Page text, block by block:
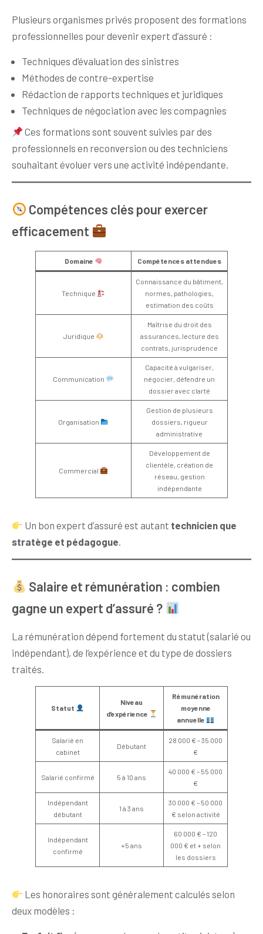
Plusieurs organismes privés proposent des formations
professionnelles pour devenir expert d’assuré :
Techniques d’évaluation des sinistres
Méthodes de contre-expertise
Rédaction de rapports techniques et juridiques
Techniques de négociation avec les compagnies
Ces formations sont souvent suivies par des
professionnels en reconversion ou des techniciens
souhaitant évoluer vers une activité indépendante.
Compétences clés pour exercer
efficacement
Domaine Compétences attendues
Technique
Connaissance du bâtiment,
normes, pathologies,
estimation des coûts
Juridique
Maîtrise du droit des
assurances, lecture des
contrats, jurisprudence
Communication
Capacité à vulgariser,
négocier, défendre un
dossier avec clarté
Organisation
Gestion de plusieurs
dossiers, rigueur
administrative
Commercial
Développement de
clientèle, création de
réseau, gestion
indépendante
Un bon expert d’assuré est autant technicien que
stratège et pédagogue.
Salaire et rémunération : combien
gagne un expert d’assuré ?
La rémunération dépend fortement du statut (salarié ou
indépendant), de l’expérience et du type de dossiers
traités.
Statut
Niveau
d’expérience
Rémunération
moyenne
annuelle
Salarié en
cabinet
Débutant
28 000 € – 35 000
€
Salarié confirmé 5 à 10 ans
40 000 € – 55 000
€
Indépendant
débutant
1 à 3 ans
30 000 € – 50 000
€ selon activité
Indépendant
confirmé
+5 ans
60 000 € – 120
000 € et + selon
les dossiers
Les honoraires sont généralement calculés selon
deux modèles :